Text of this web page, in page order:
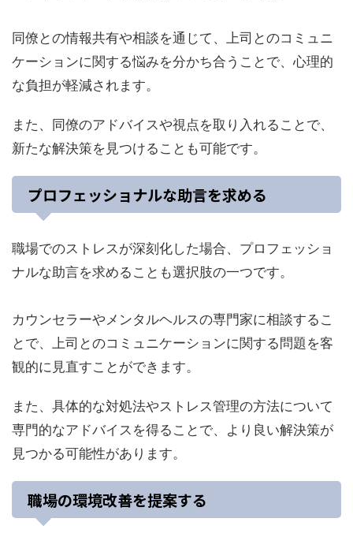
同僚との情報共有や相談を通じて、上司とのコミュニ
ケーションに関する悩みを分かち合うことで、心理的
な負担が軽減されます。
また、同僚のアドバイスや視点を取り入れることで、
新たな解決策を見つけることも可能です。
プロフェッショナルな助言を求める
職場でのストレスが深刻化した場合、プロフェッショ
ナルな助言を求めることも選択肢の一つです。
カウンセラーやメンタルヘルスの専門家に相談するこ
とで、上司とのコミュニケーションに関する問題を客
観的に見直すことができます。
また、具体的な対処法やストレス管理の方法について
専門的なアドバイスを得ることで、より良い解決策が
見つかる可能性があります。
職場の環境改善を提案する